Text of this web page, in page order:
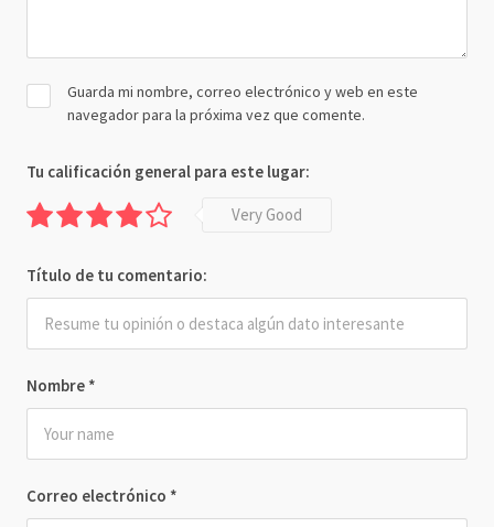
Nombre *
Correo electrónico *
Guarda mi nombre, correo electrónico y web en este
navegador para la próxima vez que comente.
Tu calificación general para este lugar:
Very Good
Título de tu comentario: